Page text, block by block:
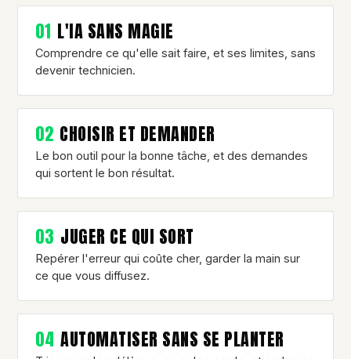
01 L'IA SANS MAGIE
Comprendre ce qu'elle sait faire, et ses limites, sans
devenir technicien.
02 CHOISIR ET DEMANDER
Le bon outil pour la bonne tâche, et des demandes
qui sortent le bon résultat.
03 JUGER CE QUI SORT
Repérer l'erreur qui coûte cher, garder la main sur
ce que vous diffusez.
04 AUTOMATISER SANS SE PLANTER